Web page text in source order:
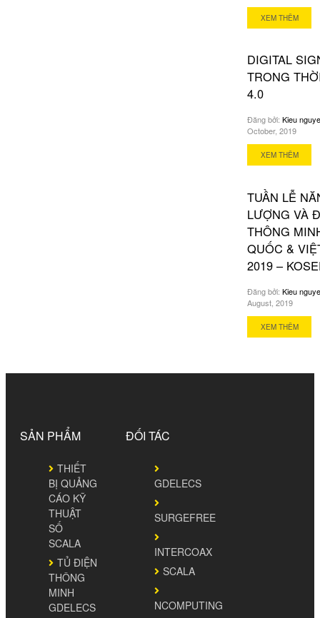
XEM THÊM
DIGITAL
TRONG
4.0
Đăng bởi:Kieu
October, 2019
XEM THÊM
TUẦN LỄ
LƯỢNG VÀ
THÔNG
QUỐC &
2019 –
Đăng bởi:Kieu
August, 2019
XEM THÊM
SẢN PHẨM
THIẾT
BỊ QUẢNG
CÁO KỸ
THUẬT
SỐ
SCALA
TỦ ĐIỆN
THÔNG
MINH
GDELECS
ĐỐI TÁC
GDELECS
SURGEFREE
INTERCOAX
SCALA
NCOMPUTING